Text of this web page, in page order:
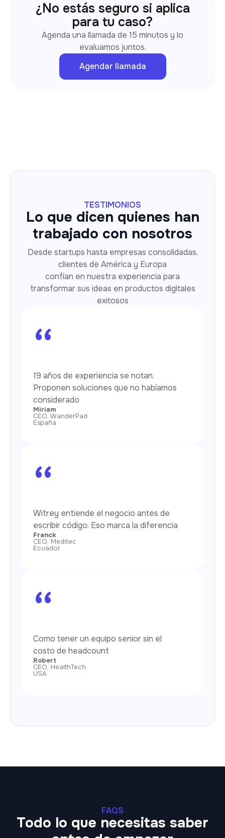
¿No estás seguro si aplica
para tu caso?
Agenda una llamada de 15 minutos y lo
evaluamos juntos.
Agendar llamada
TESTIMONIOS
Lo que dicen quienes han
trabajado con nosotros
Desde startups hasta empresas consolidadas,
clientes de América y Europa
confían en nuestra experiencia para
transformar sus ideas en productos digitales
exitosos
“
19 años de experiencia se notan.
Proponen soluciones que no habíamos
considerado
Miriam
CEO, WanderPad
España
“
Witrey entiende el negocio antes de
escribir código. Eso marca la diferencia
Franck
CEO, Meditec
Ecuador
“
Como tener un equipo senior sin el
costo de headcount
Robert
CEO, HealthTech
USA
FAQS
Todo lo que necesitas saber